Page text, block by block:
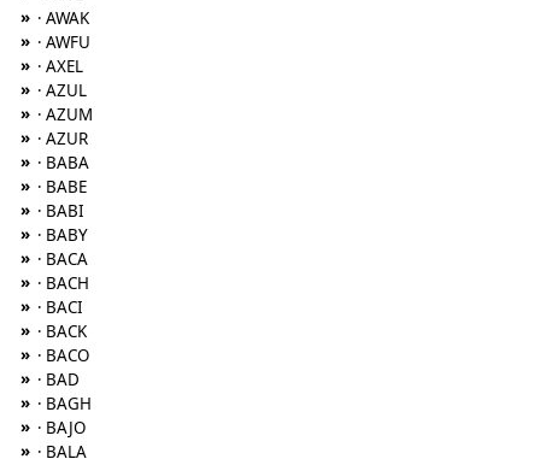
» · AWAK
» · AWFU
» · AXEL
» · AZUL
» · AZUM
» · AZUR
» · BABA
» · BABE
» · BABI
» · BABY
» · BACA
» · BACH
» · BACI
» · BACK
» · BACO
» · BAD
» · BAGH
» · BAJO
» · BALA